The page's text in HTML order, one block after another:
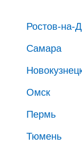
Ростов-на-
Самара
Омск
Пермь
Тюмень